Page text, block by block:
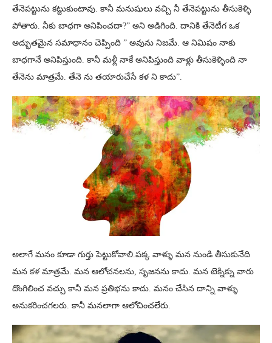
తేనెపట్టును కట్టుకుంటావు. కానీ మనుషులు వచ్చి నీ తేనెపట్టును తీసుకెళ్ళి
పోతారు. నీకు బాధగా అనిపించదా?” అని అడిగింది. దానికి తేనెటీగ ఒక
అద్భుతమైన సమాధానం చెప్పింది ” అవును నిజమే. ఆ నిమిషం నాకు
బాధగానే అనిపిస్తుంది. కానీ మళ్లీ నాకే అనిపిస్తుంది వాళ్లు తీసుకెళ్ళింది నా
తేనెను మాత్రమే. తేనె ను తయారుచేసే కళ ని కాదు”.
అలాగే మనం కూడా గుర్తు పెట్టుకోవాలి.పక్క వాళ్ళు మన నుండి తీసుకునేది
మన కళ మాత్రమే. మన ఆలోచనలను, సృజనను కాదు. మన టెక్నిక్ను వారు
దొంగిలించ వచ్చు కానీ మన ప్రతిభను కాదు. మనం చేసిన దాన్ని వాళ్ళు
అనుకరించగలరు. కానీ మనలాగా ఆలోచించలేరు.